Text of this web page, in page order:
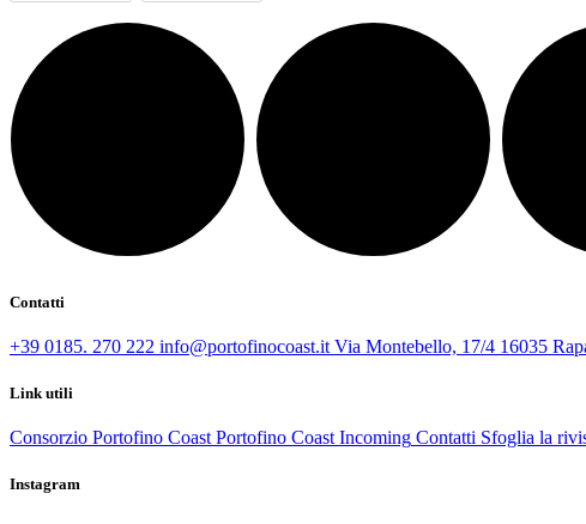
Contatti
+39 0185. 270 222 info@portofinocoast.it Via Montebello, 17/4 16035
Link utili
Consorzio Portofino Coast Portofino Coast Incoming Contatti Sfoglia la
Instagram